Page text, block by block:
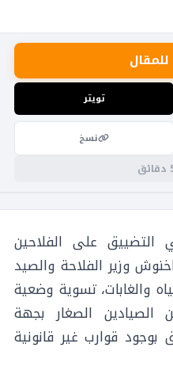
تويتر
نسخ
على الفلاحين
وزير الفلاحة والصيد
والغابات، تسوية وضعية
الصيادين الصغار بجهة
بوجود قوارب غير قانونية